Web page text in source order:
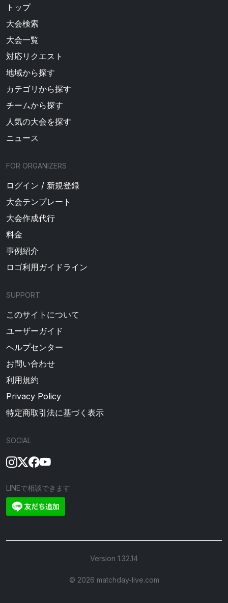
トップ
大会検索
大会一覧
対応リクエスト
地域から探す
カテゴリから探す
チームから探す
人気の大会を探す
ニュース
FOR ORGANIZERS
ログイン / 新規登録
大会テンプレート
大会作成代行
料金
事例紹介
ロゴ利用ガイドライン
SUPPORT
このサイトについて
ユーザーガイド
ヘルプセンター
お問い合わせ
利用規約
Privacy Policy
特定商取引法に基づく表示
SOCIAL
LINEで相談できます
Version 1.32.14
©︎ 2026 matchday-live.com